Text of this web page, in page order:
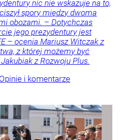
nic nie wskazuje na to,
spory między dwoma
obozami. – Dotychczas
jego prezydentury jest
– ocenia Mariusz Witczak z
z której możemy być
z Rozwoju Plus.
Opinie i komentarze